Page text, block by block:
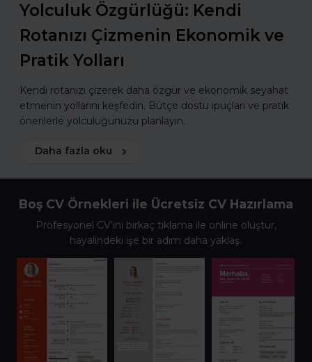
Yolculuk Özgürlüğü: Kendi
Rotanızı Çizmenin Ekonomik ve
Pratik Yolları
Kendi rotanızı çizerek daha özgür ve ekonomik seyahat
etmenin yollarını keşfedin. Bütçe dostu ipuçları ve pratik
önerilerle yolculuğunuzu planlayın.
Daha fazla oku
Boş CV Örnekleri ile Ücretsiz CV Hazırlama
Profesyonel CV’ini birkaç tıklama ile online oluştur,
hayalindeki işe bir adım daha yaklaş.